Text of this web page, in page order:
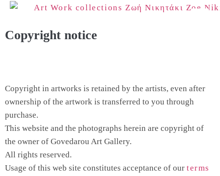
Copyright notice
Copyright in artworks is retained by the artists, even after
ownership of the artwork is transferred to you through
purchase.
This website and the photographs herein are copyright of
the owner of Govedarou Art Gallery.
All rights reserved.
Usage of this web site constitutes acceptance of our terms